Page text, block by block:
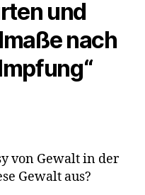
und
nach
von Gewalt in der
Gewalt aus?